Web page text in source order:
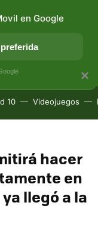
APLICACIONES
10 Videojuegos
hacer
en
llegó a la
×
en Google